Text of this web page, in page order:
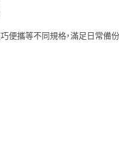
便攜等不同規格，滿足日常備